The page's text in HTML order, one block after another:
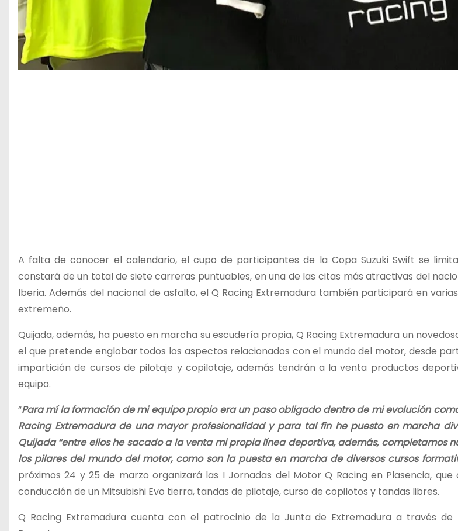
A falta de conocer el calendario, el cupo de participantes de la Copa Suzuki Swift se
constará de un total de siete carreras puntuables, en una de las citas más atractivas del
Iberia. Además del nacional de asfalto, el Q Racing Extremadura también participará en
extremeño.
Quijada, además, ha puesto en marcha su escudería propia, Q Racing Extremadura un
el que pretende englobar todos los aspectos relacionados con el mundo del motor, desde
impartición de cursos de pilotaje y copilotaje, además tendrán a la venta productos
equipo.
“Para mí la formación de mi equipo propio era un paso obligado dentro de mi evolución
Racing Extremadura de una mayor profesionalidad y para tal fin he puesto en marcha
Quijada “entre ellos he sacado a la venta mi propia línea deportiva, además, completamos
los pilares del mundo del motor, como son la puesta en marcha de diversos cursos
próximos 24 y 25 de marzo organizará las I Jornadas del Motor Q Racing en Plasencia,
conducción de un Mitsubishi Evo tierra, tandas de pilotaje, curso de copilotos y tandas libres.
Q Racing Extremadura cuenta con el patrocinio de la Junta de Extremadura a través de